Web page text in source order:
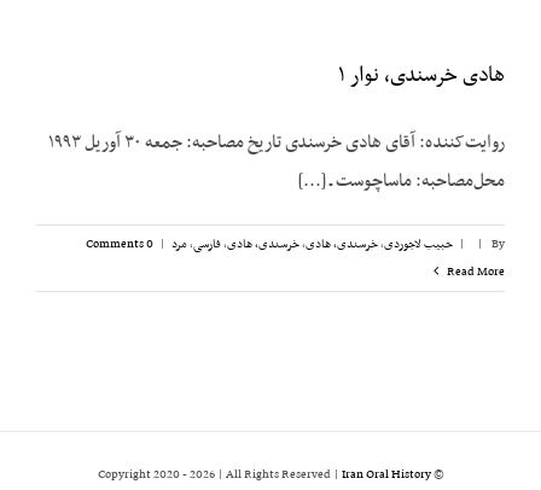
هادی خرسندی، نوار ۱
روایت‌کننده: آقای هادی خرسندی تاریخ مصاحبه: جمعه ۳۰ آوریل ۱۹۹۳
محل‌مصاحبه: ماساچوست ـ [...]
By
|
| حبیب لاجوردی,خرسندی، هادی,خرسندی، هادی,فارسی,مرد |
0 Comments
Read More
© Copyright 2020 -
2026 | All Rights Reserved | Iran Oral History